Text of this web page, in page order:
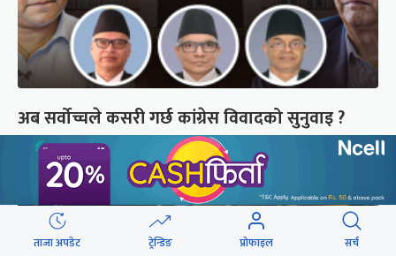
अब सर्वोच्चले कसरी गर्छ कांग्रेस विवादको सुनुवाइ ?
ताजा अपडेट ट्रेन्डिङ प्रोफाइल सर्च